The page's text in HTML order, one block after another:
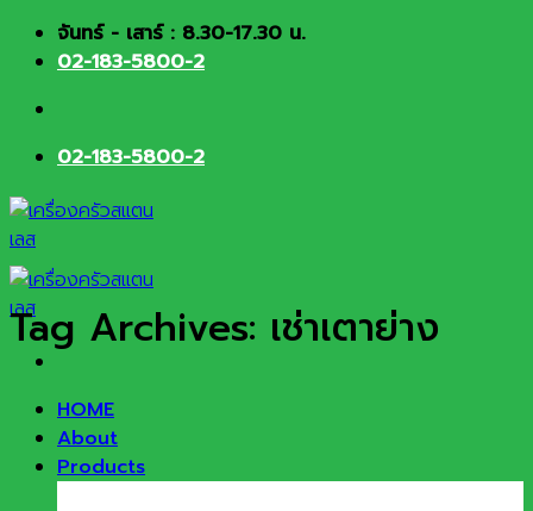
Skip จันทร์ - เสาร์ : 8.30-17.30 น.
02-183-5800-2
02-183-5800-2
HOME
About
Products
Tag Archives: เช่าเตาย่าง